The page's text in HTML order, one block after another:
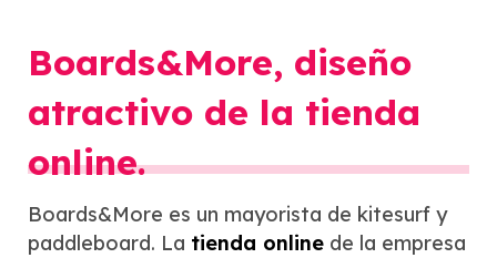
Boards&More, diseño
atractivo de la tienda
online.
Boards&More es un mayorista de kitesurf y
paddleboard. La tienda online de la empresa